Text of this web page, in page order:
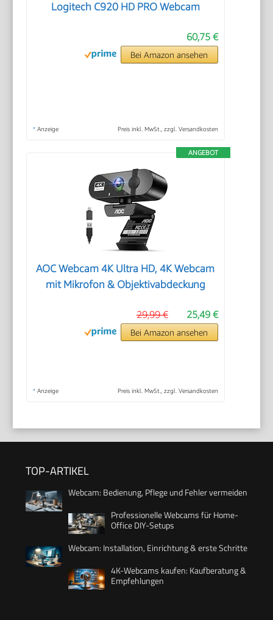
Logitech C920 HD PRO Webcam
60,75 €
Bei Amazon ansehen
* Anzeige Preis inkl. MwSt., zzgl. Versandkosten
ANGEBOT
AOC Webcam 4K Ultra HD, 4K Webcam
mit Mikrofon & Objektivabdeckung
25,49 €
29,99 €
Bei Amazon ansehen
* Anzeige Preis inkl. MwSt., zzgl. Versandkosten
TOP-ARTIKEL
Webcam: Bedienung, Pflege und Fehler vermeiden
Professionelle Webcams für Home-
Office DIY-Setups
Webcam: Installation, Einrichtung & erste Schritte
4K-Webcams kaufen: Kaufberatung &
Empfehlungen